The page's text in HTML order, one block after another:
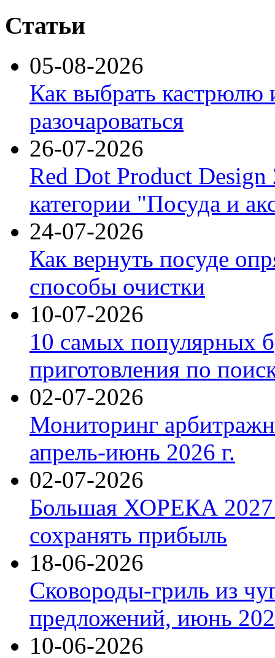
Статьи
05-08-2026
Как выбрать кастрюлю
разочароваться
26-07-2026
Red Dot Product Design
категории "Посуда и
24-07-2026
Как вернуть посуде
способы очистки
10-07-2026
10 самых популярных
приготовления по
02-07-2026
Мониторинг
апрель-июнь 2026 г.
02-07-2026
Большая ХОРЕКА 2027:
сохранять прибыль
18-06-2026
Сковороды-гриль из
предложений, июнь
10-06-2026